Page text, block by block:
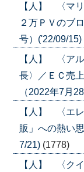
【人】 〈マ
２万ＰＶのブ
号）('22/09/15)
【人】 〈ア
長〉／ＥＣ売
（2022年7月
【人】 〈エ
販」への熱い
7/21) (1778)
【人】 〈ク